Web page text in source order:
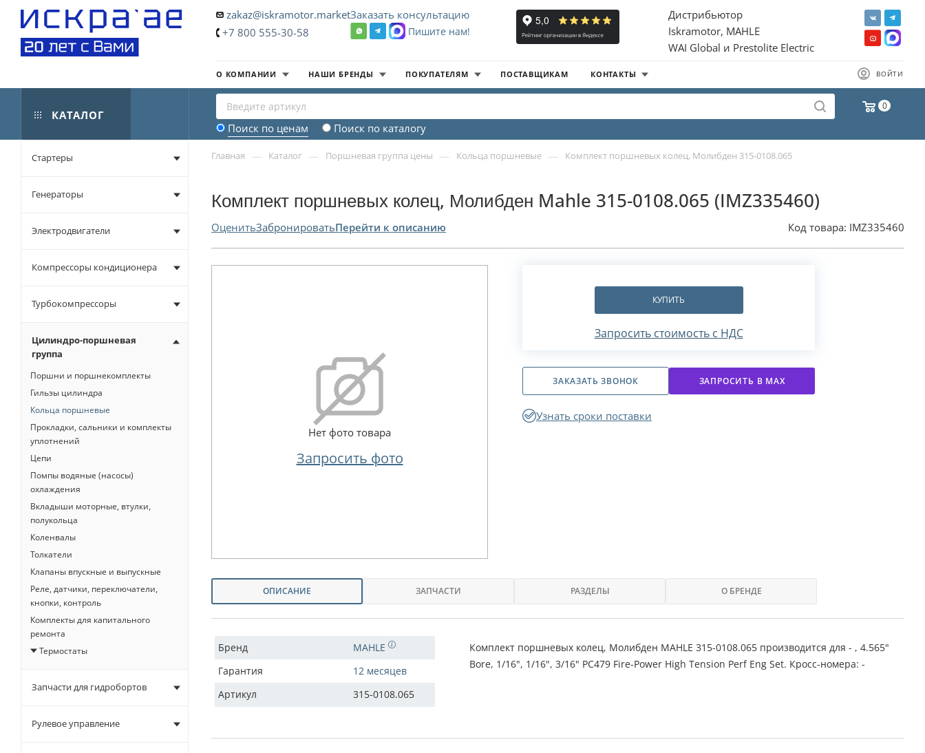
zakaz@iskramotor.market
+7 800 555-30-58
Заказать консультацию
Пишите нам!
Дистрибьютор
Iskramotor, MAHLE
WAI Global и Prestolite Electric
ВОЙТИ
О КОМПАНИИ НАШИ БРЕНДЫ ПОКУПАТЕЛЯМ ПОСТАВЩИКАМ КОНТАКТЫ
0
КАТАЛОГ
Поиск по ценам Поиск по каталогу
Главная — Каталог — Поршневая группа цены — Кольца поршневые — Комплект поршневых колец, Молибден 315-0108.065
Комплект поршневых колец, Молибден Mahle 315-0108.065 (IMZ335460)
ОценитьЗабронироватьПерейти к описанию Код товара: IMZ335460
Нет фото товара
Запросить фото
КУПИТЬ
Запросить стоимость с НДС
ЗАКАЗАТЬ ЗВОНОК ЗАПРОСИТЬ В МАХ
Узнать сроки поставки
ОПИСАНИЕ ЗАПЧАСТИ РАЗДЕЛЫ О БРЕНДЕ
Бренд
MAHLE
Гарантия
12 месяцев
Артикул
315-0108.065
Комплект поршневых колец, Молибден MAHLE 315-0108.065 производится для - , 4.565"
Bore, 1/16", 1/16", 3/16" PC479 Fire-Power High Tension Perf Eng Set. Кросс-номера: -
Стартеры
Генераторы
Электродвигатели
Компрессоры кондиционера
Турбокомпрессоры
Цилиндро-поршневая
группа
Поршни и поршнекомплекты
Гильзы цилиндра
Кольца поршневые
Прокладки, сальники и комплекты
уплотнений
Цепи
Помпы водяные (насосы)
охлаждения
Вкладыши моторные, втулки,
полукольца
Коленвалы
Толкатели
Клапаны впускные и выпускные
Реле, датчики, переключатели,
кнопки, контроль
Комплекты для капитального
ремонта
Термостаты
Запчасти для гидробортов
Рулевое управление